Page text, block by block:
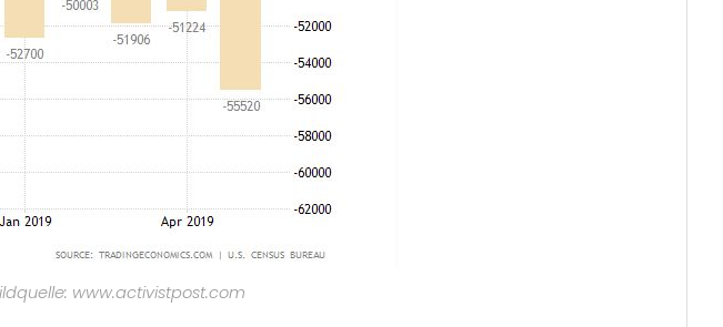
www.activistpost.com